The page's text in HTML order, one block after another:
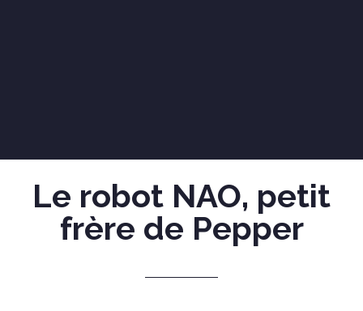
Le robot NAO, petit
frère de Pepper